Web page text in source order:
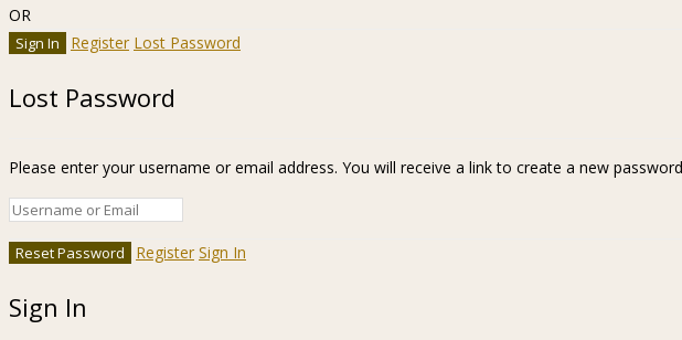
OR
Register Lost Password
Lost Password
Please enter your username or email address. You will receive a link to create a new
Register Sign In
Sign In